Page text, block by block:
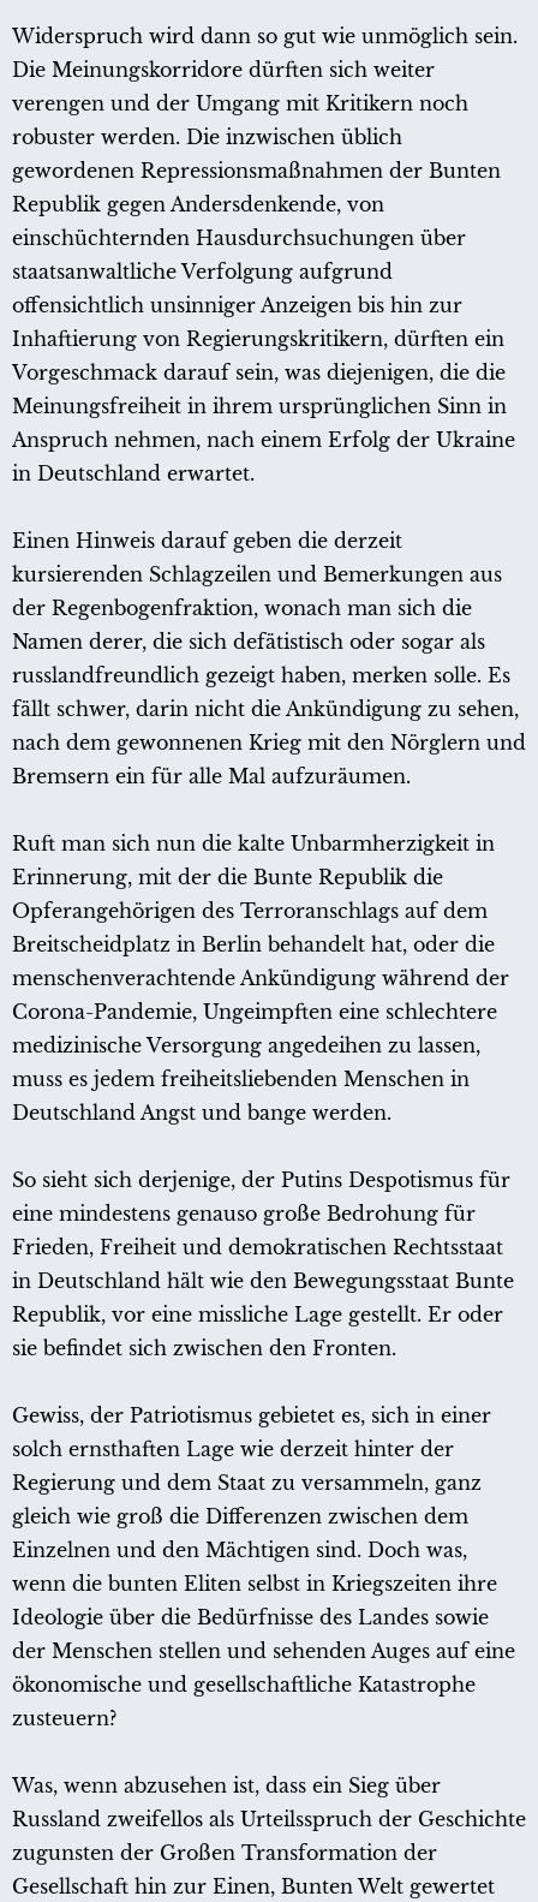
Widerspruch wird dann so gut wie unmöglich sein.
Die Meinungskorridore dürften sich weiter
verengen und der Umgang mit Kritikern noch
robuster werden. Die inzwischen üblich
gewordenen Repressionsmaßnahmen der Bunten
Republik gegen Andersdenkende, von
einschüchternden Hausdurchsuchungen über
staatsanwaltliche Verfolgung aufgrund
offensichtlich unsinniger Anzeigen bis hin zur
Inhaftierung von Regierungskritikern, dürften ein
Vorgeschmack darauf sein, was diejenigen, die die
Meinungsfreiheit in ihrem ursprünglichen Sinn in
Anspruch nehmen, nach einem Erfolg der Ukraine
in Deutschland erwartet.
Einen Hinweis darauf geben die derzeit
kursierenden Schlagzeilen und Bemerkungen aus
der Regenbogenfraktion, wonach man sich die
Namen derer, die sich defätistisch oder sogar als
russlandfreundlich gezeigt haben, merken solle. Es
fällt schwer, darin nicht die Ankündigung zu sehen,
nach dem gewonnenen Krieg mit den Nörglern und
Bremsern ein für alle Mal aufzuräumen.
Ruft man sich nun die kalte Unbarmherzigkeit in
Erinnerung, mit der die Bunte Republik die
Opferangehörigen des Terroranschlags auf dem
Breitscheidplatz in Berlin behandelt hat, oder die
menschenverachtende Ankündigung während der
Corona-Pandemie, Ungeimpften eine schlechtere
medizinische Versorgung angedeihen zu lassen,
muss es jedem freiheitsliebenden Menschen in
Deutschland Angst und bange werden.
So sieht sich derjenige, der Putins Despotismus für
eine mindestens genauso große Bedrohung für
Frieden, Freiheit und demokratischen Rechtsstaat
in Deutschland hält wie den Bewegungsstaat Bunte
Republik, vor eine missliche Lage gestellt. Er oder
sie befindet sich zwischen den Fronten.
Gewiss, der Patriotismus gebietet es, sich in einer
solch ernsthaften Lage wie derzeit hinter der
Regierung und dem Staat zu versammeln, ganz
gleich wie groß die Differenzen zwischen dem
Einzelnen und den Mächtigen sind. Doch was,
wenn die bunten Eliten selbst in Kriegszeiten ihre
Ideologie über die Bedürfnisse des Landes sowie
der Menschen stellen und sehenden Auges auf eine
ökonomische und gesellschaftliche Katastrophe
zusteuern?
Was, wenn abzusehen ist, dass ein Sieg über
Russland zweifellos als Urteilsspruch der Geschichte
zugunsten der Großen Transformation der
Gesellschaft hin zur Einen, Bunten Welt gewertet